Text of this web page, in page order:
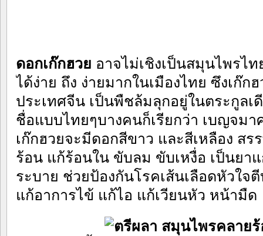
ดอกเก๊กฮวย อาจไม่เชิงเป็นสมุนไพรไ
ได้ง่าย ถึง ง่ายมากในเมืองไทย ซึงเก๊ก
ประเทศจีน เป็นพืชล้มลุกอยู่ในตระกูล
ชื่อแบบไทยๆบางคนก็เรียกว่า เบญจม
เก๊กฮวยจะมีดอกสีขาว และสีเหลือง ส
ร้อน แก้ร้อนใน ขับลม ขับเหงื่อ เป็นยา
ระบาย ช่วยป้องกันโรคเส้นเลือดหัวใจ
แก้อาการไข้ แก้ไอ แก้เวียนหัว หน้ามืด